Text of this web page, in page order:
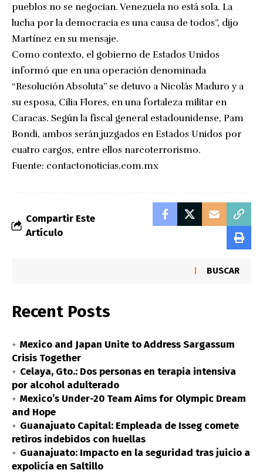
pueblos no se negocian. Venezuela no está sola. La
lucha por la democracia es una causa de todos”, dijo
Martínez en su mensaje.
Como contexto, el gobierno de Estados Unidos
informó que en una operación denominada
“Resolución Absoluta” se detuvo a Nicolás Maduro y a
su esposa, Cilia Flores, en una fortaleza militar en
Caracas. Según la fiscal general estadounidense, Pam
Bondi, ambos serán juzgados en Estados Unidos por
cuatro cargos, entre ellos narcoterrorismo.
Fuente: contactonoticias.com.mx
Compartir Este
Artículo
BUSCAR
Recent Posts
Mexico and Japan Unite to Address Sargassum
Crisis Together
Celaya, Gto.: Dos personas en terapia intensiva
por alcohol adulterado
Mexico’s Under-20 Team Aims for Olympic Dream
and Hope
Guanajuato Capital: Empleada de Isseg comete
retiros indebidos con huellas
Guanajuato: Impacto en la seguridad tras juicio a
expolicía en Saltillo